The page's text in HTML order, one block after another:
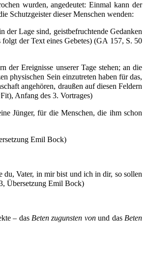
wurden, angedeutet: Einmal kann der
Schutzgeister dieser Menschen wenden:
der Lage sind, geistbefruchtende Gedanken
der Text eines Gebetes) (GA 157, S. 50
der Ereignisse unserer Tage stehen; an die
physischen Sein einzutreten haben für das,
angehören, draußen auf diesen Feldern
, Anfang des 3. Vortrages)
Jünger, für die Menschen, die ihm schon
Emil Bock)
Vater, in mir bist und ich in dir, so sollen
Übersetzung Emil Bock)
– das Beten zugunsten vonund das Beten